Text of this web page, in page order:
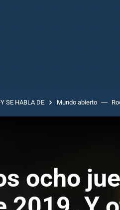
SE HABLA DE Mundo abierto
ocho